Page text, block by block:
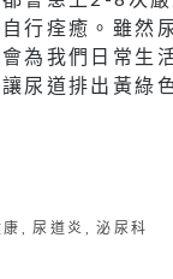
行痊癒。雖然
為我們日常生
尿道排出黃綠
尿道炎 ,泌尿科